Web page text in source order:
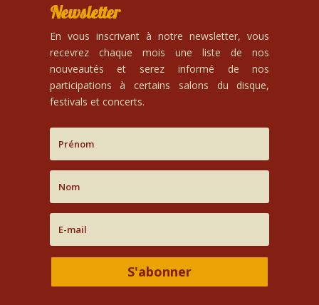
Newsletter
En vous inscrivant à notre newsletter, vous
recevrez chaque mois une liste de nos
nouveautés et serez informé de nos
participations à certains salons du disque,
festivals et concerts.
S'abonner